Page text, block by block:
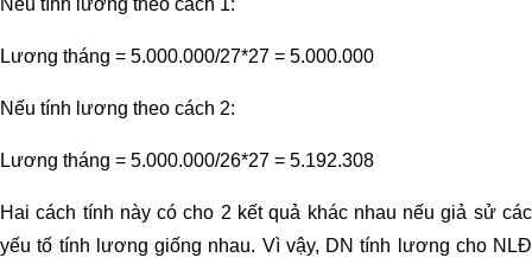
Lương tháng = 5.000.000/27*27 = 5.000.000
Nếu tính lương theo cách 2:
Lương tháng = 5.000.000/26*27 = 5.192.308
Hai cách tính này có cho 2 kết quả khác nhau nếu giả sử các
yếu tố tính lương giống nhau. Vì vậy, DN tính lương cho NLĐ